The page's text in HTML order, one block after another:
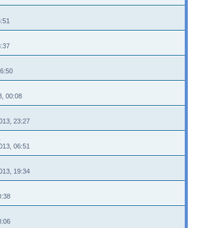
00:08
23:27
06:51
19:34